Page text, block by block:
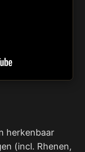
herkenbaar
(incl. Rhenen,